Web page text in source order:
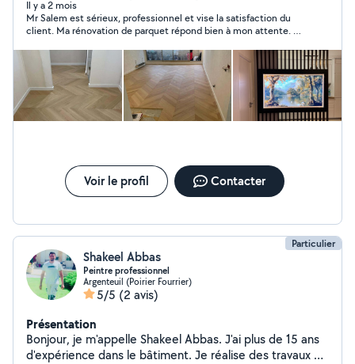
Chaque projet est réalisé avec soin, précision et un
souci du détail, afin d'offrir des réalisations durables et
adaptées aux besoins des clients.
Il y a 2 mois
Mr Salem est sérieux, professionnel et vise la satisfaction du
client. Ma rénovation de parquet répond bien à mon attente. Je
Voir le profil Contacter
Particulier
Shakeel Abbas
Peintre professionnel
Argenteuil (Poirier Fourrier)
5/5 (2 avis)
Présentation
Bonjour, je m'appelle Shakeel Abbas. J'ai plus de 15 ans
d'expérience dans le bâtiment. Je réalise des travaux de